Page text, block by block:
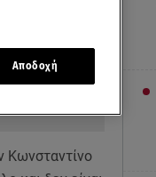
Κωνσταντίνο
Αποδοχή